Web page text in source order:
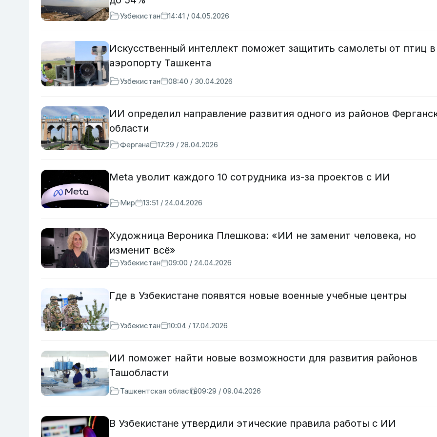
Узбекистан 14:41 / 04.05.2026
Искусственный интеллект поможет защитить самолеты от птиц в
аэропорту Ташкента
Узбекистан 08:40 / 30.04.2026
ИИ определил направление развития одного из районов
области
Фергана 17:29 / 28.04.2026
Meta уволит каждого 10 сотрудника из-за проектов с ИИ
Мир 13:51 / 24.04.2026
Художница Вероника Плешкова: «ИИ не заменит человека, но
изменит всё»
Узбекистан 09:00 / 24.04.2026
Где в Узбекистане появятся новые военные учебные центры
Узбекистан 10:04 / 17.04.2026
ИИ поможет найти новые возможности для развития районов
Ташобласти
Ташкентская область09:29 / 09.04.2026
В Узбекистане утвердили этические правила работы с ИИ